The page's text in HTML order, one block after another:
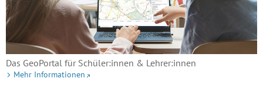
Das GeoPortal für Schüler:innen & Lehrer:innen
Mehr Informationen